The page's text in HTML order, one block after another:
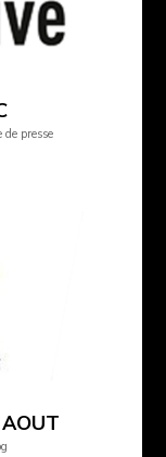
de presse